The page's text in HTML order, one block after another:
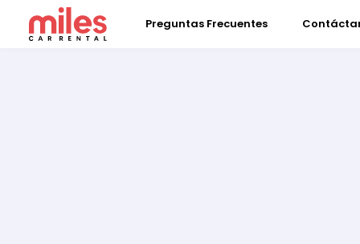
Preguntas Frecuentes